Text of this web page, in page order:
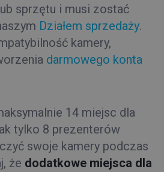
sprzętu i musi zostać
Działem sprzedaży.
kamery,
darmowego konta
14 miejsc dla
tylko 8 prezenterów
swoje kamery podczas
że dodatkowe miejsca dla